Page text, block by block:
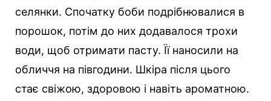
селянки. Спочатку боби подрібнювалися в
порошок, потім до них додавалося трохи
води, щоб отримати пасту. Її наносили на
обличчя на півгодини. Шкіра після цього
стає свіжою, здоровою і навіть ароматною.